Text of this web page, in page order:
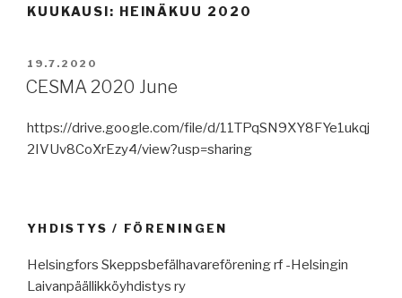
KUUKAUSI: HEINÄKUU 2020
JULKAISTU
19.7.2020
CESMA 2020 June
https://drive.google.com/file/d/11TPqSN9XY8FYe1ukqj
2IVUv8CoXrEzy4/view?usp=sharing
YHDISTYS / FÖRENINGEN
Helsingfors Skeppsbefälhavareförening rf -Helsingin
Laivanpäällikköyhdistys ry